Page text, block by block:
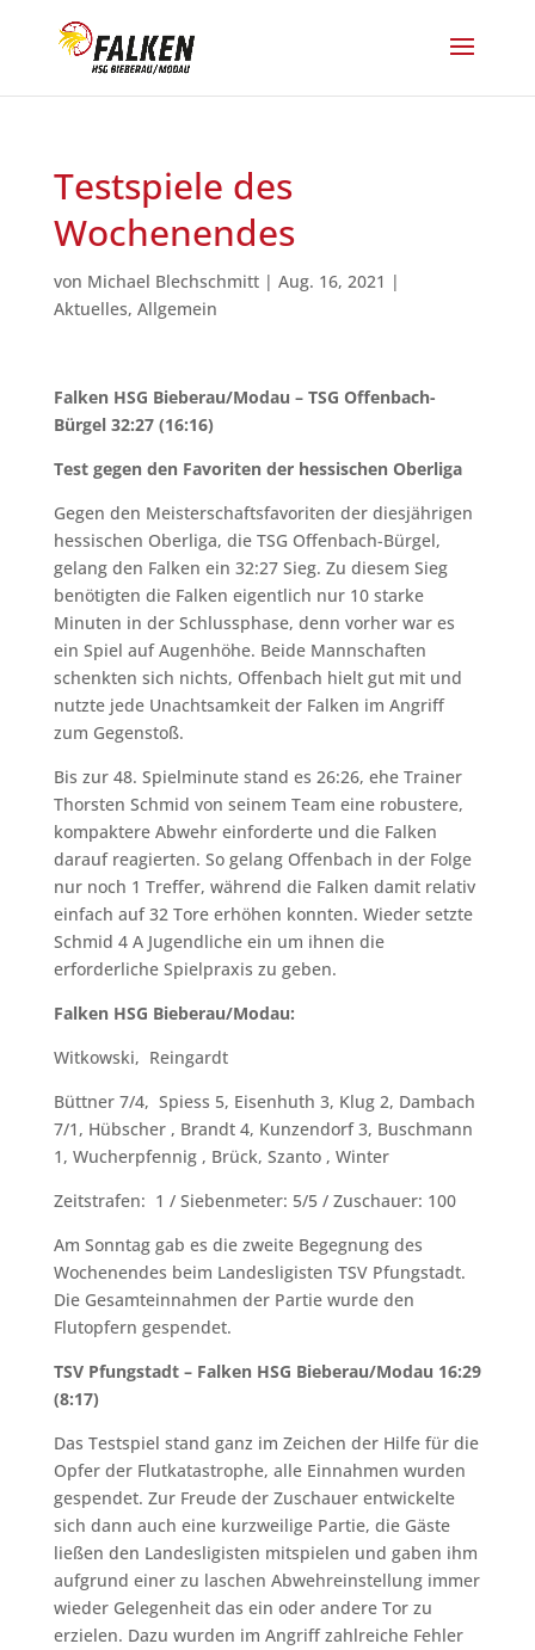
Testspiele des
Wochenendes
von Michael Blechschmitt| Aug. 16, 2021 |
Aktuelles, Allgemein
Falken HSG Bieberau/Modau – TSG Offenbach-
Bürgel 32:27 (16:16)
Test gegen den Favoriten der hessischen Oberliga
Gegen den Meisterschaftsfavoriten der diesjährigen
hessischen Oberliga, die TSG Offenbach-Bürgel,
gelang den Falken ein 32:27 Sieg. Zu diesem Sieg
benötigten die Falken eigentlich nur 10 starke
Minuten in der Schlussphase, denn vorher war es
ein Spiel auf Augenhöhe. Beide Mannschaften
schenkten sich nichts, Offenbach hielt gut mit und
nutzte jede Unachtsamkeit der Falken im Angriff
zum Gegenstoß.
Bis zur 48. Spielminute stand es 26:26, ehe Trainer
Thorsten Schmid von seinem Team eine robustere,
kompaktere Abwehr einforderte und die Falken
darauf reagierten. So gelang Offenbach in der Folge
nur noch 1 Treffer, während die Falken damit relativ
einfach auf 32 Tore erhöhen konnten. Wieder setzte
Schmid 4 A Jugendliche ein um ihnen die
erforderliche Spielpraxis zu geben.
Falken HSG Bieberau/Modau:
Witkowski, Reingardt
Büttner 7/4, Spiess 5, Eisenhuth 3, Klug 2, Dambach
7/1, Hübscher , Brandt 4, Kunzendorf 3, Buschmann
1, Wucherpfennig , Brück, Szanto , Winter
Zeitstrafen: 1 / Siebenmeter: 5/5 / Zuschauer: 100
Am Sonntag gab es die zweite Begegnung des
Wochenendes beim Landesligisten TSV Pfungstadt.
Die Gesamteinnahmen der Partie wurde den
Flutopfern gespendet.
TSV Pfungstadt – Falken HSG Bieberau/Modau 16:29
(8:17)
Das Testspiel stand ganz im Zeichen der Hilfe für die
Opfer der Flutkatastrophe, alle Einnahmen wurden
gespendet. Zur Freude der Zuschauer entwickelte
sich dann auch eine kurzweilige Partie, die Gäste
ließen den Landesligisten mitspielen und gaben ihm
aufgrund einer zu laschen Abwehreinstellung immer
wieder Gelegenheit das ein oder andere Tor zu
erzielen. Dazu wurden im Angriff zahlreiche Fehler